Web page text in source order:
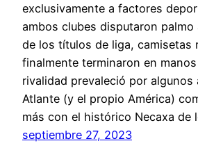
exclusivamente a factores
ambos clubes disputaron palmo
de los títulos de liga, camisetas
finalmente terminaron en
rivalidad prevaleció por algunos
Atlante (y el propio América)
más con el histórico Necaxa de
septiembre 27, 2023